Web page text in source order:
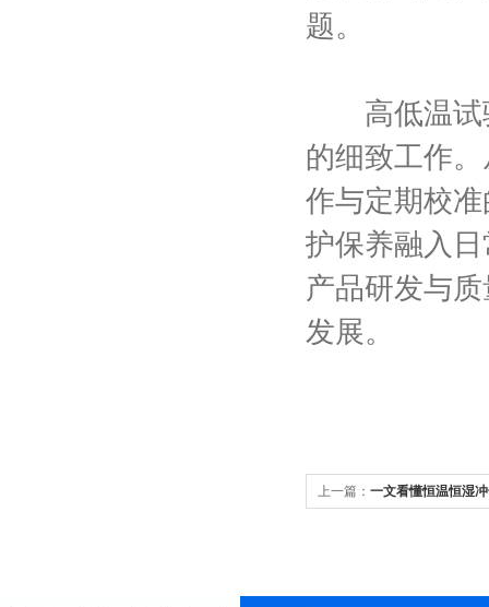
题。
高低温试验
的细致工作
作与定期校
护保养融入
产品研发与
发展。
上一篇： 一文看懂恒温恒湿